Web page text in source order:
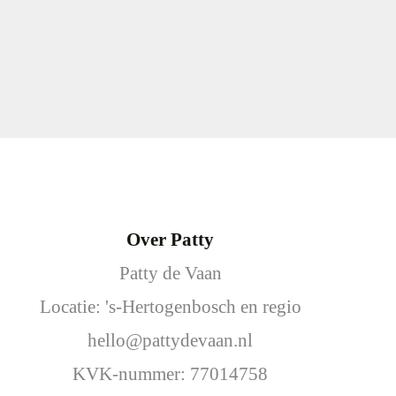
Over Patty
Patty de Vaan
Locatie: 's-Hertogenbosch en regio
hello@pattydevaan.nl
KVK-nummer: 77014758